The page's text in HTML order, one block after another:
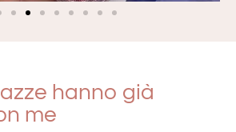
hanno già
me